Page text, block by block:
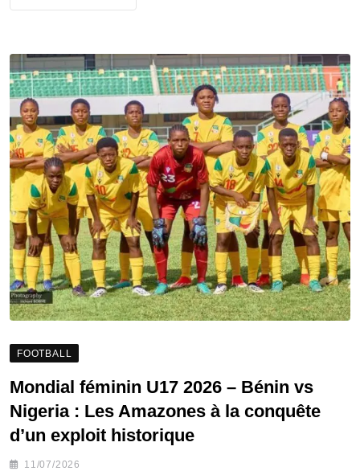
FOOTBALL
Mondial féminin U17 2026 – Bénin vs
Nigeria : Les Amazones à la conquête
d’un exploit historique
11/07/2026